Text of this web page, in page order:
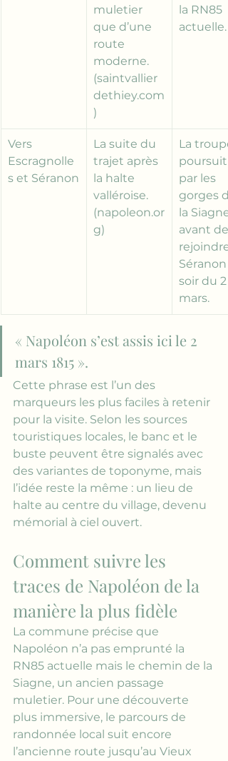
muletier
que d’une
route
moderne.
(saintvallier
dethiey.com
)
la RN85
actuelle.
Vers
Escragnolle
s et Séranon
La suite du
trajet après
la halte
valléroise.
(napoleon.or
g)
La
poursuit
par les
gorges
la Siagne
avant de
rejoindre
Séranon
soir du 2
mars.
« Napoléon s’est assis ici le 2
mars 1815 ».
Cette phrase est l’un des
marqueurs les plus faciles à retenir
pour la visite. Selon les sources
touristiques locales, le banc et le
buste peuvent être signalés avec
des variantes de toponyme, mais
l’idée reste la même : un lieu de
halte au centre du village, devenu
mémorial à ciel ouvert.
Comment suivre les
traces de Napoléon de la
manière la plus fidèle
La commune précise que
Napoléon n’a pas emprunté la
RN85 actuelle mais le chemin de la
Siagne, un ancien passage
muletier. Pour une découverte
plus immersive, le parcours de
randonnée local suit encore
l’ancienne route jusqu’au Vieux